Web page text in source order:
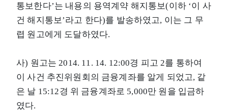
통보한다’는 내용의 용역계약 해지통보(이하 ‘이 사
건 해지통보’라고 한다)를 발송하였고, 이는 그 무
렵 원고에게 도달하였다.
사) 원고는 2014. 11. 14. 12:00경 피고 2를 통하여
이 사건 추진위원회의 금융계좌를 알게 되었고, 같
은 날 15:12경 위 금융계좌로 5,000만 원을 입금하
였다.